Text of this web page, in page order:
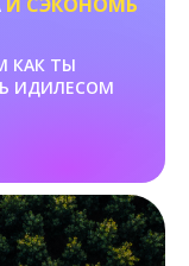
КАК ТЫ
ИДИЛЕСОМ